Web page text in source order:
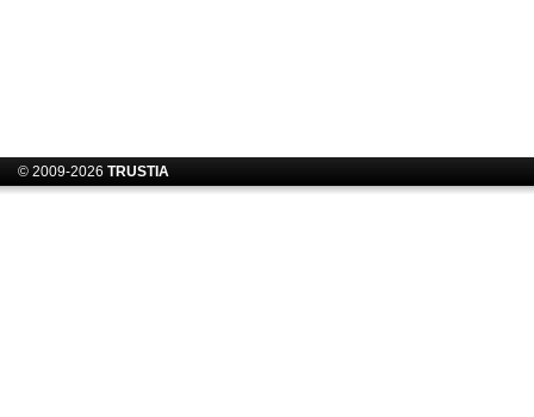
© 2009-2026 TRUSTIA